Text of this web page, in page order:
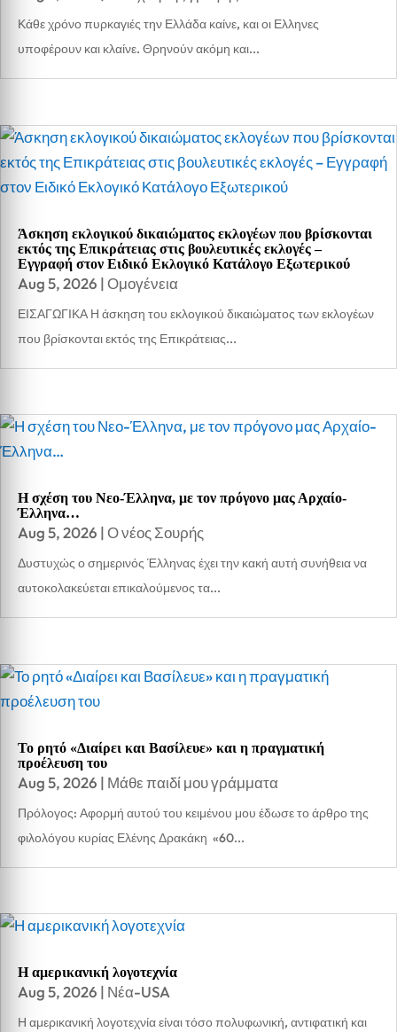
Κάθε χρόνο πυρκαγιές την Ελλάδα καίνε, και οι Ελληνες
υποφέρουν και κλαίνε. Θρηνούν ακόμη και...
Άσκηση εκλογικού δικαιώματος εκλογέων που βρίσκονται
εκτός της Επικράτειας στις βουλευτικές εκλογές –
Εγγραφή στον Ειδικό Εκλογικό Κατάλογο Εξωτερικού
Aug 5, 2026 |Ομογένεια
ΕΙΣΑΓΩΓΙΚΑ Η άσκηση του εκλογικού δικαιώματος των εκλογέων
που βρίσκονται εκτός της Επικράτειας...
Η σχέση του Νεο-Έλληνα, με τον πρόγονο μας Αρχαίο-
Έλληνα…
Aug 5, 2026 |Ο νέος Σουρής
Δυστυχώς ο σημερινός Έλληνας έχει την κακή αυτή συνήθεια να
αυτοκολακεύεται επικαλούμενος τα...
Το ρητό «Διαίρει και Βασίλευε» και η πραγματική
προέλευση του
Aug 5, 2026 | Μάθε παιδί μου γράμματα
Πρόλογος: Αφορμή αυτού του κειμένου μου έδωσε το άρθρο της
φιλολόγου κυρίας Ελένης Δρακάκη «60...
Η αμερικανική λογοτεχνία
Aug 5, 2026 | Νέα-USA
Η αμερικανική λογοτεχνία είναι τόσο πολυφωνική, αντιφατική και